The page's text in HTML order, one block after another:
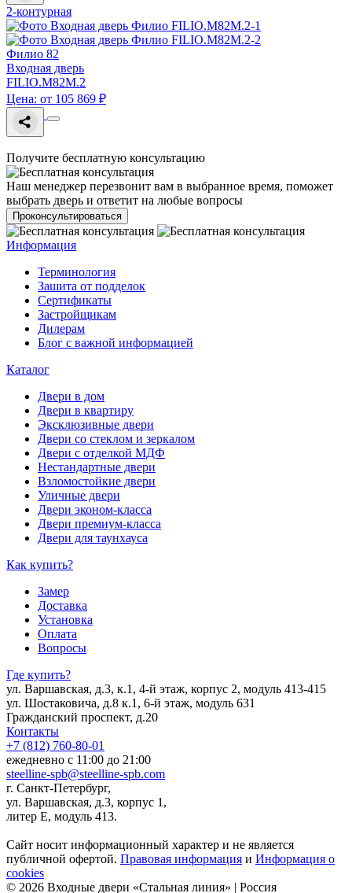
2-контурная
Филио 82
Входная дверь
FILIO.M82M.2
Цена: от 105 869 ₽
Получите бесплатную консультацию
Наш менеджер перезвонит вам в выбранное время, поможет
выбрать дверь и ответит на любые вопросы
Проконсультироваться
Информация
Терминология
Зашита от подделок
Сертификаты
Застройщикам
Дилерам
Блог с важной информацией
Каталог
Двери в дом
Двери в квартиру
Эксклюзивные двери
Двери со стеклом и зеркалом
Двери с отделкой МДФ
Нестандартные двери
Взломостойкие двери
Уличные двери
Двери эконом-класса
Двери премиум-класса
Двери для таунхауса
Как купить?
Замер
Доставка
Установка
Оплата
Вопросы
Где купить?
ул. Варшавская, д.3, к.1, 4-й этаж, корпус 2, модуль 413-415
ул. Шостаковича, д.8 к.1, 6-й этаж, модуль 631
Гражданский проспект, д.20
Контакты
+7 (812) 760-80-01
ежедневно с 11:00 до 21:00
steelline-spb@steelline-spb.com
г. Санкт-Петербург,
ул. Варшавская, д.3, корпус 1,
литер Е, модуль 413.
Сайт носит информационный характер и не является
публичной офертой. Правовая информация и Информация о
cookies
© 2026 Входные двери «Стальная линия» | Россия